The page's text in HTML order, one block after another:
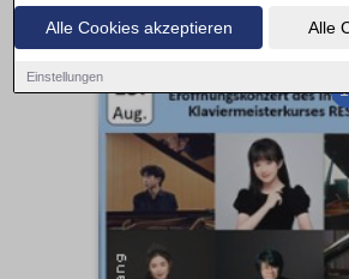
Alle Cookies akzeptieren Alle
Einstellungen